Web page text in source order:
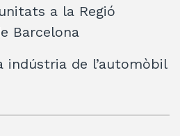
a la Regió
Barcelona
indústria de l’automòbil